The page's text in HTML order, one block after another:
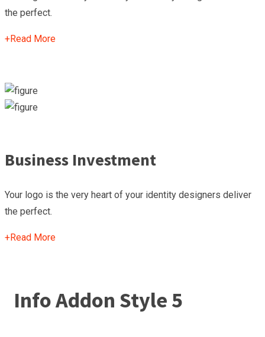
the perfect.
+Read More
Business Investment
Your logo is the very heart of your identity designers deliver
the perfect.
+Read More
Info Addon Style 5